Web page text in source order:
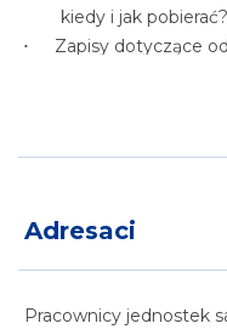
kiedy i jak pobierać?
Zapisy dotyczące
Odpłatność od
Zapisy umowy a
Sprawozdanie z
Adresaci
Pracownicy jednostek